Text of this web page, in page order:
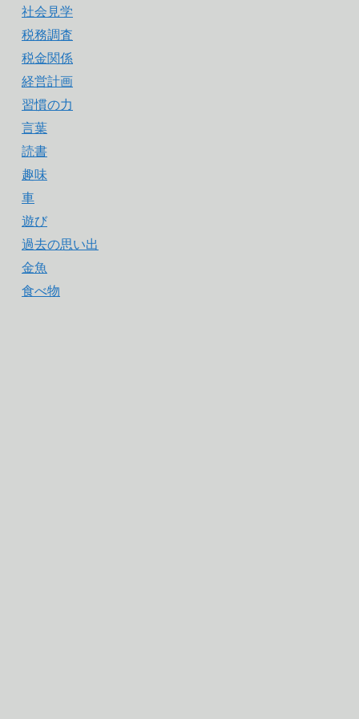
社会見学
税務調査
税金関係
経営計画
習慣の力
言葉
読書
趣味
車
遊び
過去の思い出
金魚
食べ物